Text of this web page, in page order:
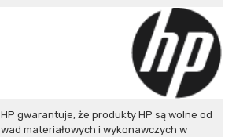
HP gwarantuje, że produkty HP są wolne od
wad materiałowych i wykonawczych w